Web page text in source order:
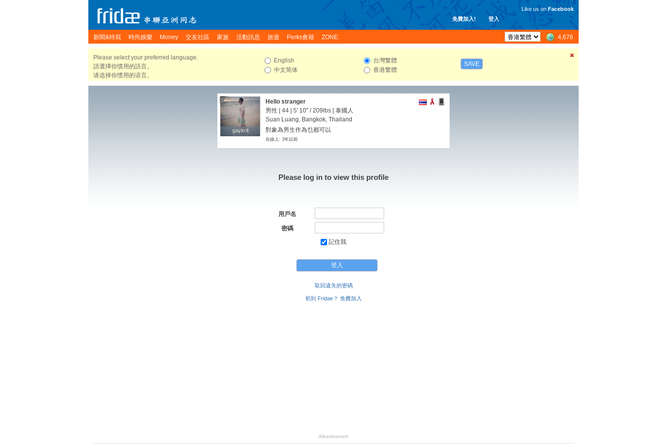
免費加入! 登入
Like us on Facebook
新聞&特寫 時尚娛樂 Money 交友社區 家族 活動訊息 旅遊 Perks會籍 ZONE: 4,676
Please select your preferred language.
請選擇你慣用的語言。
请选择你惯用的语言。
English
中文简体
台灣繁體
香港繁體
SAVE
gaykrit
gaykrit
Hello stranger
男性 | 44 | 5' 10" /209lbs | 泰國人
Suan Luang, Bangkok, Thailand
對象為男生作為乜都可以
在線上: 3年以前
Please log in to view this profile
用戶名
密碼
記住我
取回遺失的密碼
初到 Fridae？ 免費加入
Advertisement